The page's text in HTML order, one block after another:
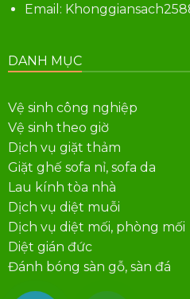
Email:
DANH MỤC
Vệ sinh công nghiệp
Vệ sinh theo giờ
Dịch vụ giặt thảm
Giặt ghế sofa nỉ, sofa da
Lau kính tòa nhà
Dịch vụ diệt muỗi
Dịch vụ diệt mối, phòng mối
Diệt gián đức
Đánh bóng sàn gỗ, sàn đá